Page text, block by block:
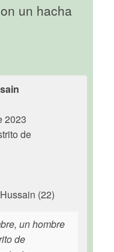
un hacha
2023
de
(22)
un hombre
de